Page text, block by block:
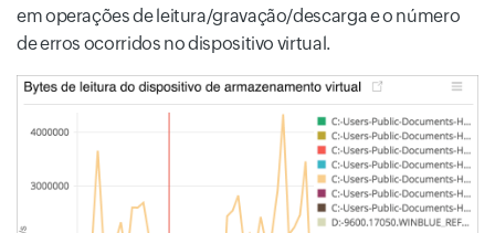
em operações de leitura/gravação/descarga e o número
de erros ocorridos no dispositivo virtual.